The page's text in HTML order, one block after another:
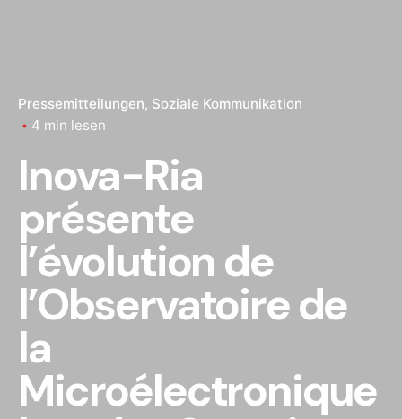
Pressemitteilungen Soziale Kommunikation
4 min lesen
Inova-Ria
présente
l’évolution de
l’Observatoire de
la
Microélectronique